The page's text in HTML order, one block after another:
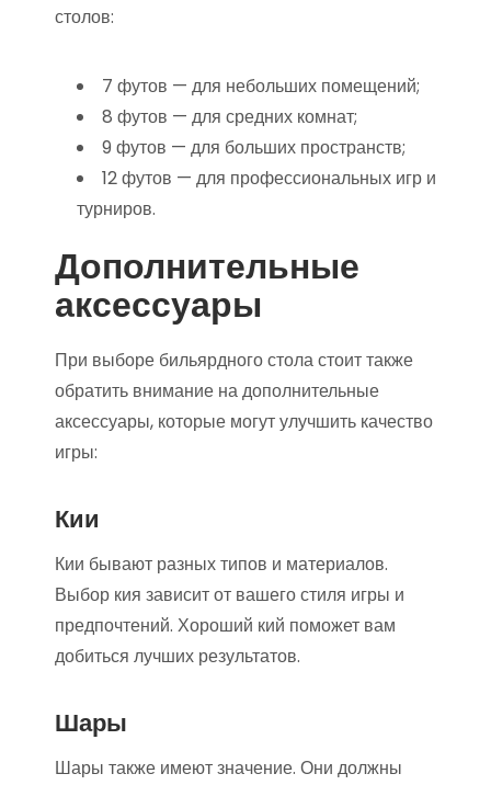
столов:
7 футов — для небольших помещений;
8 футов — для средних комнат;
9 футов — для больших пространств;
12 футов — для профессиональных игр и
турниров.
Дополнительные
аксессуары
При выборе бильярдного стола стоит также
обратить внимание на дополнительные
аксессуары, которые могут улучшить качество
игры:
Кии
Кии бывают разных типов и материалов.
Выбор кия зависит от вашего стиля игры и
предпочтений. Хороший кий поможет вам
добиться лучших результатов.
Шары
Шары также имеют значение. Они должны